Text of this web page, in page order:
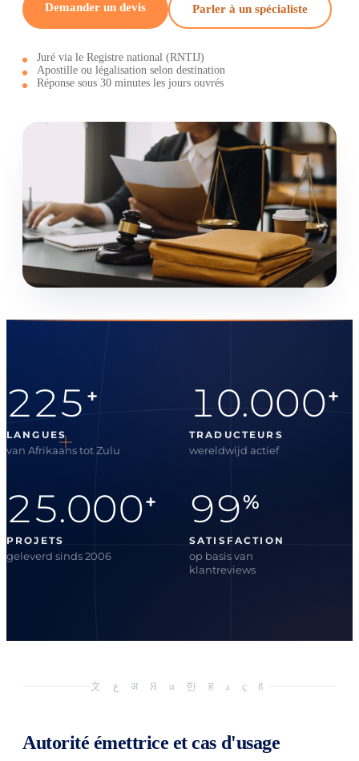
Demander un devis Parler à un spécialiste
Juré via le Registre national (RNTIJ)
Apostille ou légalisation selon destination
Réponse sous 30 minutes les jours ouvrés
225 +
LANGUES
van Afrikaans tot Zulu
10.000+
TRADUCTEURS
wereldwijd actief
25.000+
PROJETS
geleverd sinds 2006
99%
SATISFACTION
op basis van
klantreviews
文 ع अ Я α 한 ह د ç ß
Autorité émettrice et cas d'usage